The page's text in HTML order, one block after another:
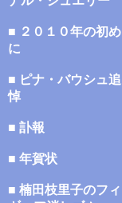
■ ２０１０年の初め
に
■ ピナ・バウシュ追
悼
■ 訃報
■ 年賀状
■ 楠田枝里子のフィ